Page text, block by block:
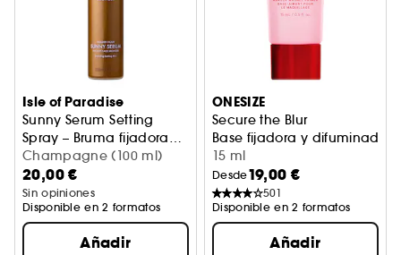
Isle of Paradise
Sunny Serum Setting
Spray – Bruma fijadora
de maquillaje
Champagne (100 ml)
20,00 €
Sin opiniones
Disponible en 2 formatos
Añadir
ONESIZE
Secure the Blur
Base fijadora y difuminadora
15 ml
Desde19,00 €
501
Disponible en 2 formatos
Añadir